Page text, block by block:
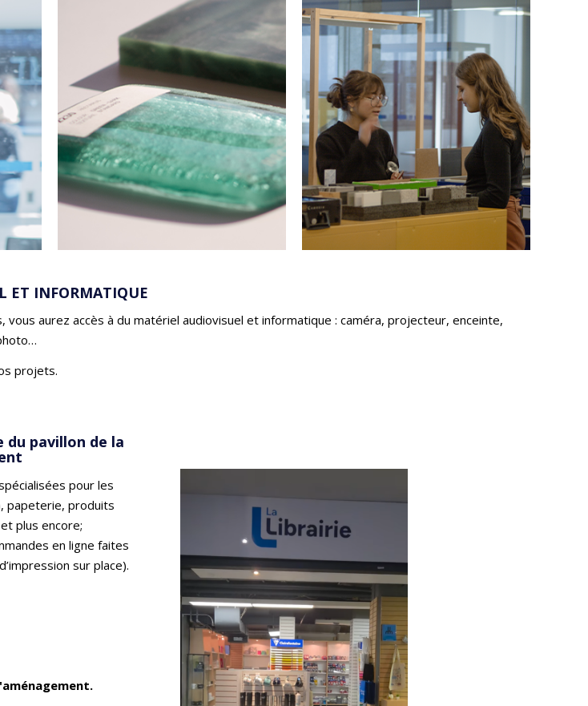
ET INFORMATIQUE
vous aurez accès à du matériel audiovisuel et informatique : caméra, projecteur, enceinte,
projets.
du pavillon de la
pour les
papeterie, produits
plus encore;
en ligne faites
sur place).